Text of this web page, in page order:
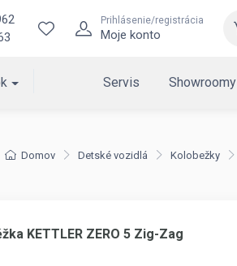
Prihlásenie/registrácia
Moje konto
Servis Showroomy
Domov Detské vozidlá Kolobežky
KETTLER ZERO 5 Zig-Zag